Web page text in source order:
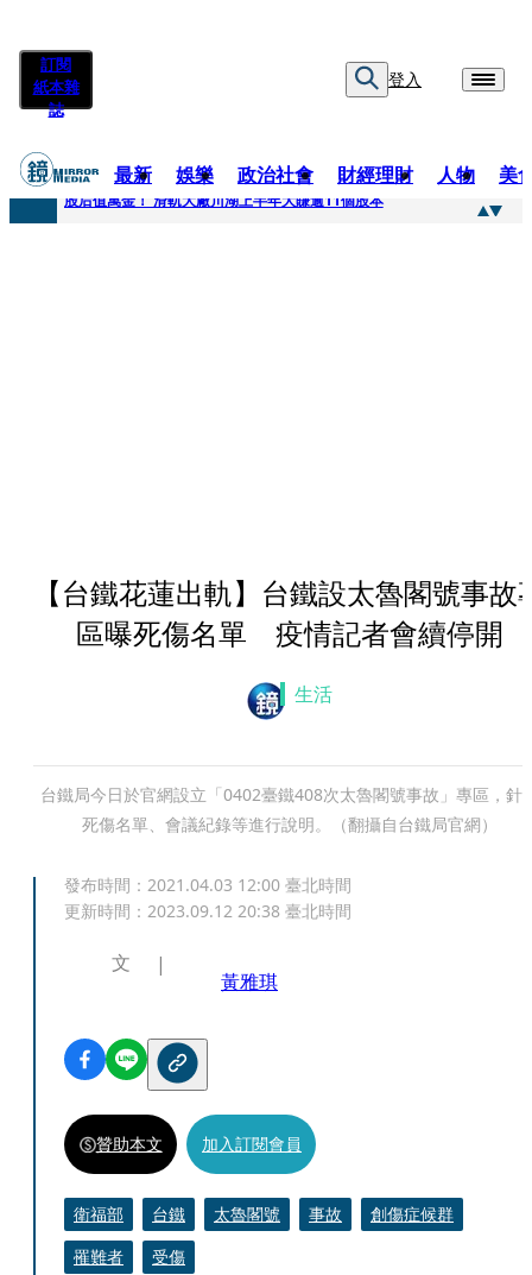
訂閱
紙本雜
誌
登入
最新 娛樂 政治社會 財經理財 人物 美
快訊
股后值萬金！ 滑軌大廠川湖上半年大賺逾11個股本
【台鐵花蓮出軌】台鐵設太魯閣號事故
區曝死傷名單 疫情記者會續停開
生活
台鐵局今日於官網設立「0402臺鐵408次太魯閣號事故」專區，針
死傷名單、會議紀錄等進行說明。（翻攝自台鐵局官網）
發布時間： 2021.04.03 12:00 臺北時間
更新時間： 2023.09.12 20:38 臺北時間
文
黃雅琪
贊助本文 加入訂閱會員
衛福部 台鐵 太魯閣號 事故
創傷症候群
罹難者
受傷